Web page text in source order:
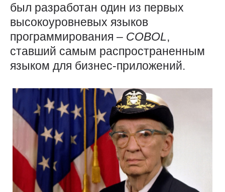
был разработан один из первых
высокоуровневых языков
программирования – COBOL,
ставший самым распространенным
языком для бизнес-приложений.